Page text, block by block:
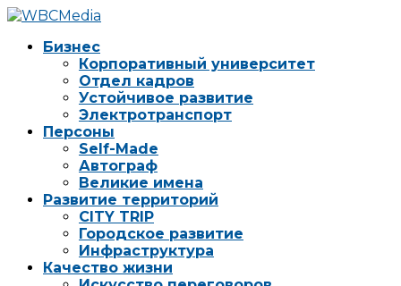
Бизнес
Корпоративный университет
Отдел кадров
Устойчивое развитие
Электротранспорт
Персоны
Self-Made
Автограф
Великие имена
Развитие территорий
CITY TRIP
Городское развитие
Инфраструктура
Качество жизни